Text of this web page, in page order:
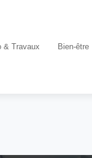
& Travaux Bien-être